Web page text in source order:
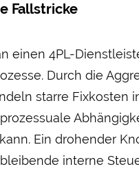
Fall­stricke
einen 4PL-
Durch die
starre Fix­kosten
Ein drohender
interne